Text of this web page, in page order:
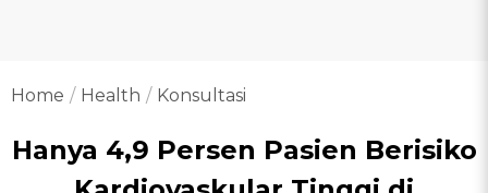
Home Health Konsultasi
Hanya 4,9 Persen Pasien Berisiko